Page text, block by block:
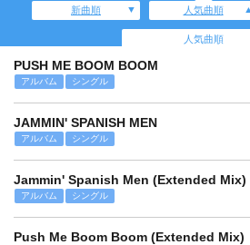
新曲順 人気曲順
人気曲順
PUSH ME BOOM BOOM
アルバム シングル
JAMMIN' SPANISH MEN
アルバム シングル
Jammin' Spanish Men (Extended Mix)
アルバム シングル
Push Me Boom Boom (Extended Mix)